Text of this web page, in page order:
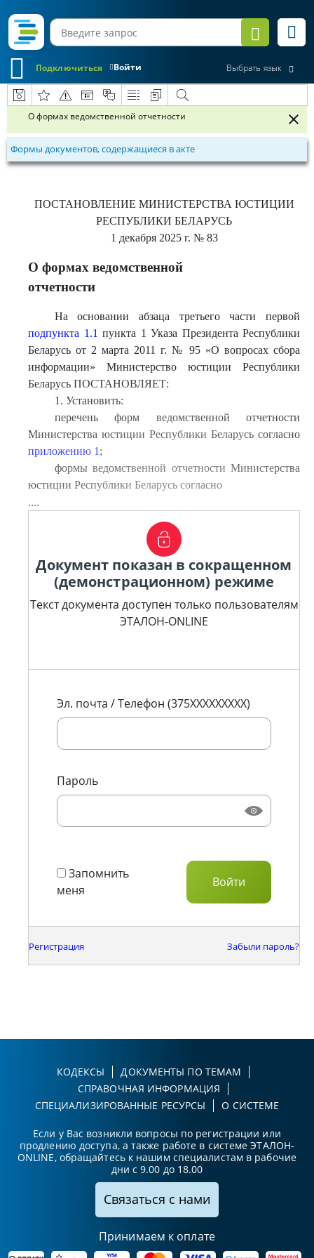
Войти
Подключиться Выбрать язык
О формах ведомственной отчетности
Формы документов, содержащиеся в акте
ПОСТАНОВЛЕНИЕ МИНИСТЕРСТВА ЮСТИЦИИ
РЕСПУБЛИКИ БЕЛАРУСЬ
1 декабря 2025 г. № 83
О формах ведомственной
отчетности
На основании абзаца третьего части первой
подпункта 1.1 пункта 1 Указа Президента Республики
Беларусь от 2 марта 2011 г. № 95 «О вопросах сбора
информации» Министерство юстиции Республики
Беларусь ПОСТАНОВЛЯЕТ:
1. Установить:
перечень форм ведомственной отчетности
Министерства юстиции Республики Беларусь согласно
приложению 1 ;
формы ведомственной отчетности Министерства
юстиции Республики Беларусь согласно
....
Документ показан в сокращенном
(демонстрационном) режиме
Текст документа доступен только пользователям
ЭТАЛОН-ONLINE
Эл. почта / Телефон (375XXXXXXXXX)
Пароль
Запомнить
меня
Регистрация Забыли пароль?
КОДЕКСЫ
ДОКУМЕНТЫ ПО ТЕМАМ
СПРАВОЧНАЯ ИНФОРМАЦИЯ
СПЕЦИАЛИЗИРОВАННЫЕ РЕСУРСЫ
О СИСТЕМЕ
Если у Вас возникли вопросы по регистрации или
продлению доступа, а также работе в системе ЭТАЛОН-
ONLINE, обращайтесь к нашим специалистам в рабочие
дни с 9.00 до 18.00
Связаться с нами
Принимаем к оплате